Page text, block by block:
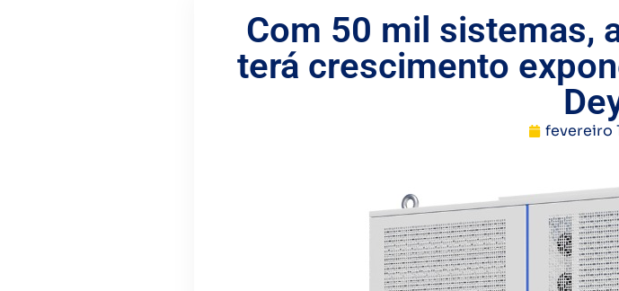
Com 50 mil sistemas,
terá crescimento
fevereiro